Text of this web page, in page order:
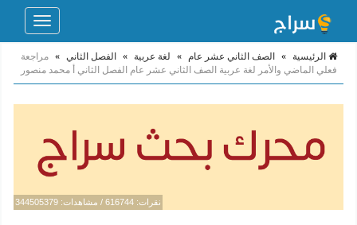
Toggle
الرئيسية » الصف الثاني عشر عام » لغة عربية » الفصل الثاني » مراجعة
فعلي الماضي والأمر لغة عربية الصف الثاني عشر عام الفصل الثاني أ محمد منصور
نقرات: 616744 / مشاهدات: 344505379